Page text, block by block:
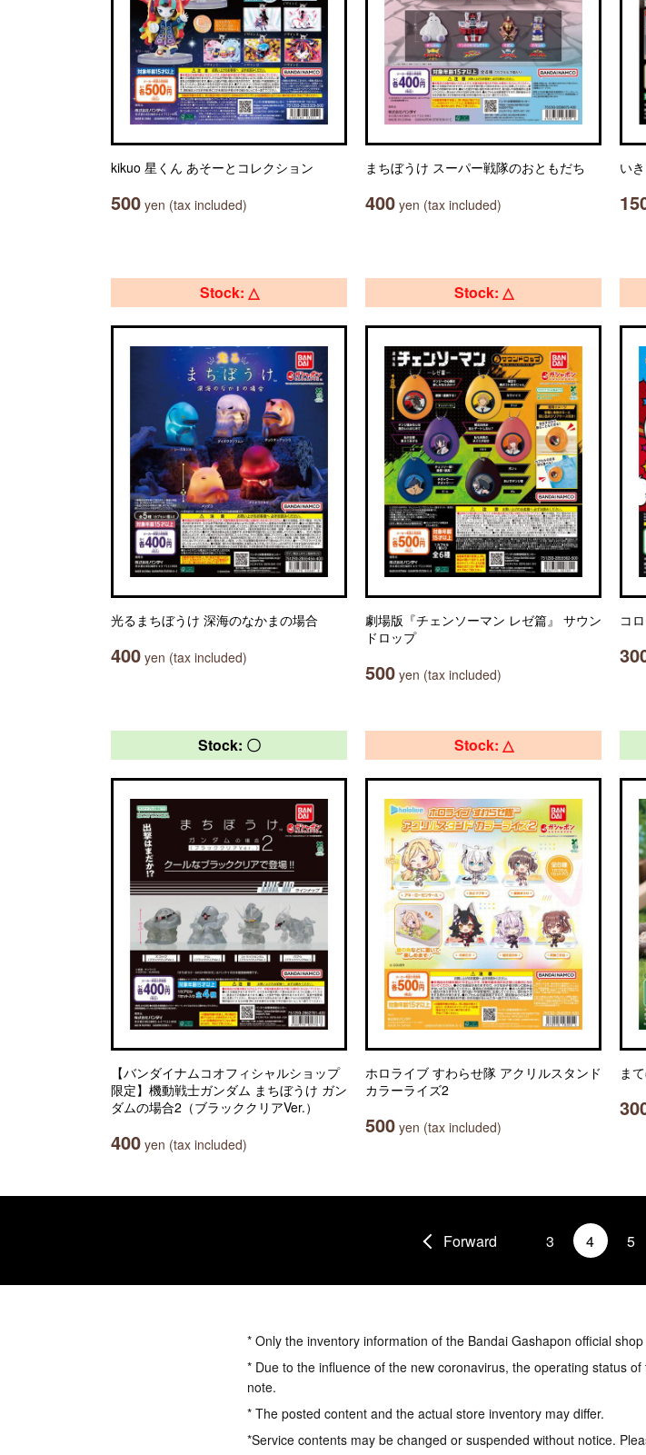
kikuo 星くん あそーとコレクション
500 yen (tax included)
まちぼうけ スーパー戦隊のおともだち
400 yen (tax included)
い
Stock: △
光るまちぼうけ 深海のなかまの場合
400 yen (tax included)
Stock: △
劇場版『チェンソーマン レゼ篇』 サウン
ドロップ
500 yen (tax included)
コ
Stock: 〇
【バンダイナムコオフィシャルショップ
限定】機動戦士ガンダム まちぼうけ ガン
ダムの場合2（ブラッククリアVer.）
400 yen (tax included)
Stock: △
ホロライブ すわらせ隊 アクリルスタンド
カラーライズ2
500 yen (tax included)
ま
Forward 3 4 5
* Only the inventory information of the Bandai Gashapon official
* Due to the influence of the new coronavirus, the operating status
note.
* The posted content and the actual store inventory may differ.
*Service contents may be changed or suspended without notice.